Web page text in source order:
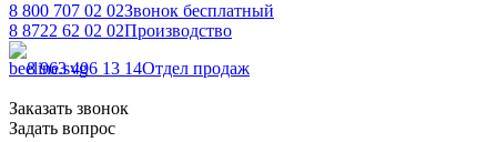
8 800 707 02 02Звонок бесплатный
8 8722 62 02 02Производство
8 963 406 13 14Отдел продаж
Заказать звонок
Задать вопрос